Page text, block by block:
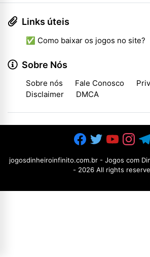
Links úteis
✅ Como baixar os jogos no site?
Sobre Nós
Sobre nós Fale Conosco
Disclaimer
DMCA
jogosdinheiroinfinito.com.br - Jogos com
- 2026 All rights